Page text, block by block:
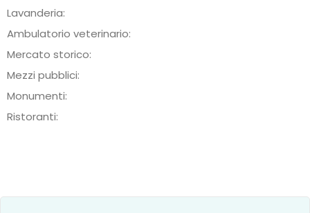
Lavanderia:
Ambulatorio veterinario:
Mercato storico:
Mezzi pubblici:
Monumenti:
Ristoranti: